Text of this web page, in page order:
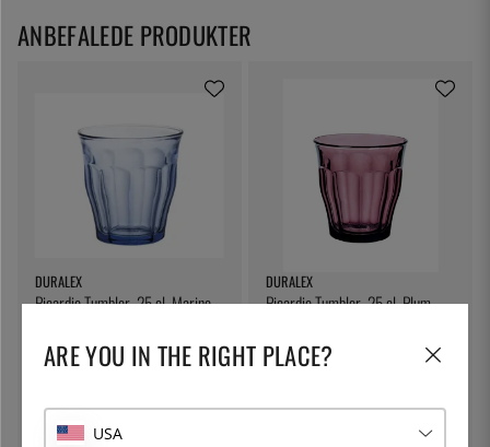
DURALEX
Picardie Tumbler, 25 cl, Marine -
30 kr.
DURALEX
Picardie Tumbler, 25 cl, Plum -
30 kr.
ANBEFALEDE PRODUKTER
ARE YOU IN THE RIGHT PLACE?
USA